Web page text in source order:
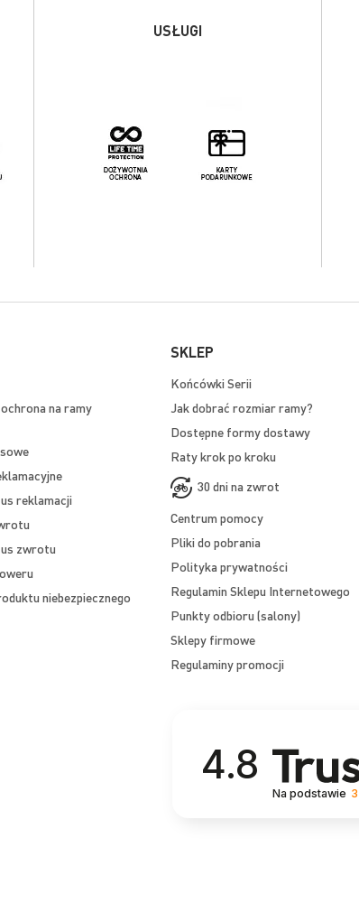
USŁUGI
na ramy
reklamacji
zwrotu
niebezpiecznego
SKLEP
Końcówki Serii
Jak dobrać rozmiar ramy?
Dostępne formy dostawy
Raty krok po kroku
30 dni na zwrot
Centrum pomocy
Pliki do pobrania
Polityka prywatności
Regulamin Sklepu Internetowego
Punkty odbioru (salony)
Sklepy firmowe
Regulaminy promocji
4.8
Na podstawie